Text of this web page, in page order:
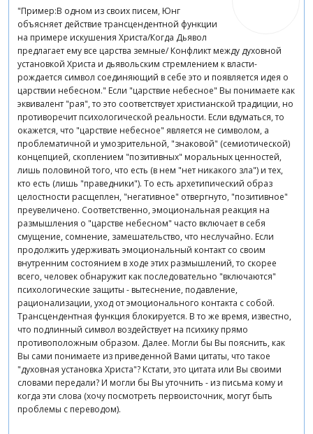
"Пример:В одном из своих писем, Юнг
объясняет действие трансцендентной функции
на примере искушения Христа/Когда Дьявол
предлагает ему все царства земные/ Конфликт между духовной
установкой Христа и дьявольским стремлением к власти-
рождается символ соединяющий в себе это и появляется идея о
царствии небесном." Если "царствие небесное" Вы понимаете как
эквивалент "рая", то это соответствует христианской традиции, но
противоречит психологической реальности. Если вдуматься, то
окажется, что "царствие небесное" является не символом, а
проблематичной и умозрительной, "знаковой" (семиотической)
концепцией, скоплением "позитивных" моральных ценностей,
лишь половиной того, что есть (в нем "нет никакого зла") и тех,
кто есть (лишь "праведники"). То есть архетипический образ
целостности расщеплен, "негативное" отвергнуто, "позитивное"
преувеличено. Соответственно, эмоциональная реакция на
размышления о "царстве небесном" часто включает в себя
смущение, сомнение, замешательство, что неслучайно. Если
продолжить удерживать эмоциональный контакт со своим
внутренним состоянием в ходе этих размышлений, то скорее
всего, человек обнаружит как последовательно "включаются"
психологические защиты - вытеснение, подавление,
рационализации, уход от эмоционального контакта с собой.
Трансцендентная функция блокируется. В то же время, известно,
что подлинный символ воздействует на психику прямо
противоположным образом. Далее. Могли бы Вы пояснить, как
Вы сами понимаете из приведенной Вами цитаты, что такое
"духовная установка Христа"? Кстати, это цитата или Вы своими
словами передали? И могли бы Вы уточнить - из письма кому и
когда эти слова (хочу посмотреть первоисточник, могут быть
проблемы с переводом).